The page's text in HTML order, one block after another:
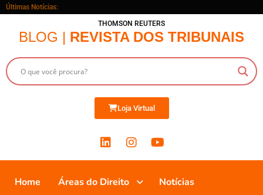
Últimas Notícias:
THOMSON REUTERS
BLOG | REVISTA DOS TRIBUNAIS
Loja Virtual
Home Áreas do Direito Notícias